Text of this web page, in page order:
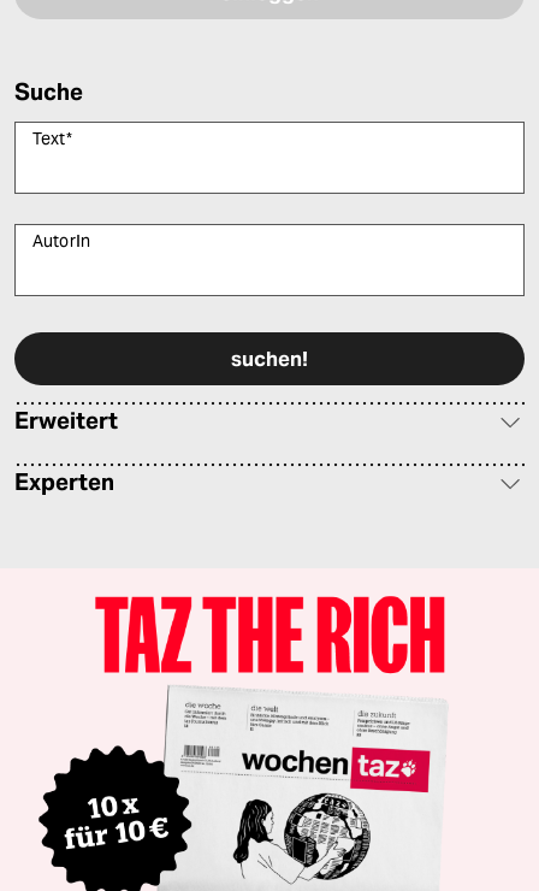
Suche
Text*
AutorIn
Erweitert
Experten